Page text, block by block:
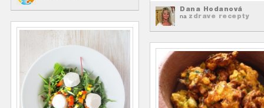
Dana Hodanová
na zdrave recepty